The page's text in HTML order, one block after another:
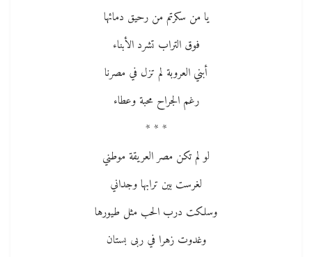
يا من سكرتم من رحيق دمائها
فوق التراب تشرد الأبناء
أبني العروبة لم تزل في مصرنا
رغم الجراح محبة وعطاء
* * *
لو لم تكن مصر العريقة موطني
لغرست بين ترابها وجداني
وسلكت درب الحب مثل طيورها
وغدوت زهرا في ربى بستان